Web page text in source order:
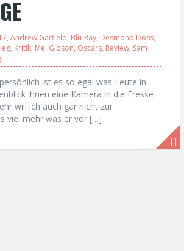
, Andrew Garfield, Blu-Ray, Desmond Doss,
, Kritik, Mel Gibson, Oscars, Review, Sam
ist es so egal was Leute in
ihnen eine Kamera in die Fresse
will ich auch gar nicht zur
viel mehr was er vor […]